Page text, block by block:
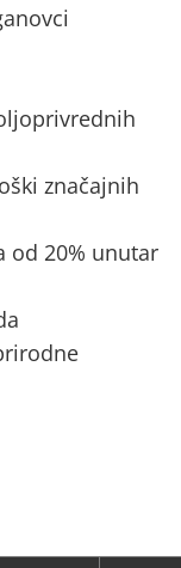
značajnih
od 20% unutar